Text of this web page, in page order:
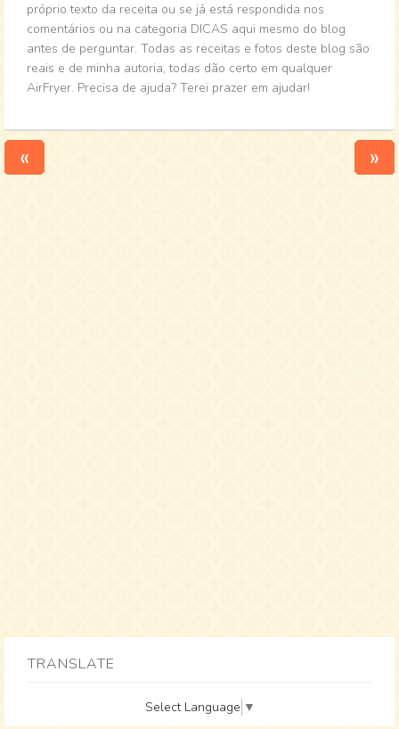
próprio texto da receita ou se já está respondida nos
comentários ou na categoria DICAS aqui mesmo do blog
antes de perguntar. Todas as receitas e fotos deste blog são
reais e de minha autoria, todas dão certo em qualquer
AirFryer. Precisa de ajuda? Terei prazer em ajudar!
TRANSLATE
Select Language ▼